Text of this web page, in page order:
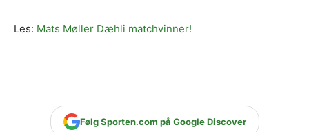
Les: Mats Møller Dæhli matchvinner!
Følg Sporten.com på Google Discover